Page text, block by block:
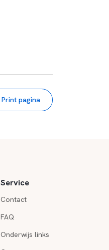
Print pagina
Service
Contact
FAQ
Onderwijs links